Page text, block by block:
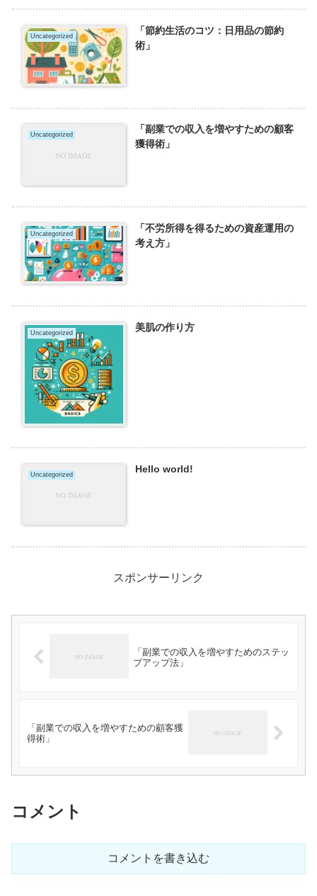
Uncategorized
「節約生活のコツ：日用品の節約
術」
Uncategorized
「副業での収入を増やすための顧客
獲得術」
Uncategorized
「不労所得を得るための資産運用の
考え方」
Uncategorized 美肌の作り方
Uncategorized Hello world!
スポンサーリンク
「副業での収入を増やすためのステッ
プアップ法」
「副業での収入を増やすための顧客獲
得術」
コメント
コメントを書き込む